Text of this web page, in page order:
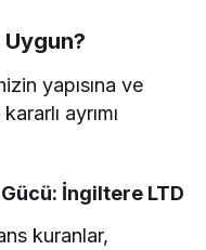
yapısına ve
ayrımı
İngiltere LTD
kuranlar,